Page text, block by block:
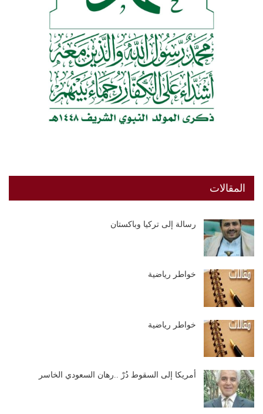
المقالات
رسالة إلى تركيا وباكستان
خواطر رياضية
خواطر رياضية
أمريكا إلى السقوط دُرْ ..رهان السعودي الخاسر